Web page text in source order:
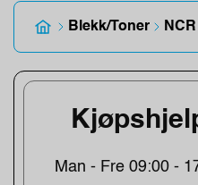
Blekk/Toner NCR
Man - Fre 09:00 -